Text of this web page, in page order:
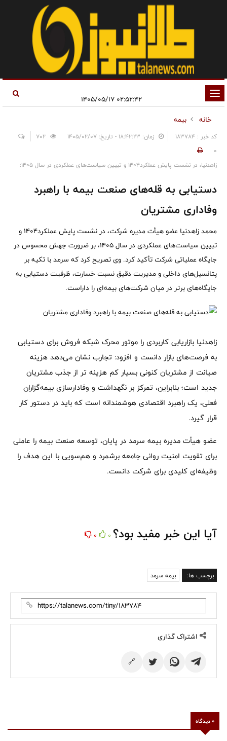
تغییر
وضعیت
ناوبری
۰۲:۵۲:۴۲ ۱۴۰۵/۰۵/۱۷
خانه
بیمه
کد خبر : 183784 زمان: ۱۸:۴۲:۲۳ - تاریخ: ۱۴۰۵/۰۲/۰۷
0
زاهدنیا، در نشست پایش عملکرد۱۴۰۴ و تبیین سیاست‌های عملکردی در سال ۱۴۰۵:
دستیابی به قله‌های صنعت بیمه با راهبرد
وفاداری مشتریان
محمد زاهدنیا عضو هیأت مدیره شرکت، در نشست پایش عملکرد۱۴۰۴ و
تبیین سیاست‌های عملکردی در سال ۱۴۰۵، بر ضرورت جهش محسوس در
جایگاه عملیاتی شرکت تأکید کرد. وی تصریح کرد که سرمد با تکیه بر
پتانسیل‌های داخلی و مدیریت دقیق نسبت خسارت، ظرفیت دستیابی به
جایگاه‌های برتر در میان شرکت‌های بیمه‌ای را داراست.
زاهدنیا بازاریابی کاربردی را موتور محرک شبکه فروش برای دستیابی
به فرصت‌های بازار دانست و افزود: تجارب نشان می‌دهد هزینه
صیانت از مشتریان کنونی بسیار کم هزینه تر از جذب مشتریان
جدید است؛ بنابراین، تمرکز بر نگهداشت و وفادارسازی بیمه‌گزاران
فعلی، یک راهبرد اقتصادی هوشمندانه است که باید در دستور کار
قرار گیرد.
عضو هیأت مدیره بیمه سرمد در پایان، توسعه صنعت بیمه را عاملی
برای تقویت امنیت روانی جامعه برشمرد و هم‌سویی با این هدف را
وظیفه‌ای کلیدی برای شرکت دانست.
آیا این خبر مفید بود؟ 0
0
برچسب ها: بیمه سرمد
اشتراک گذاری
🔗
0 دیدگاه